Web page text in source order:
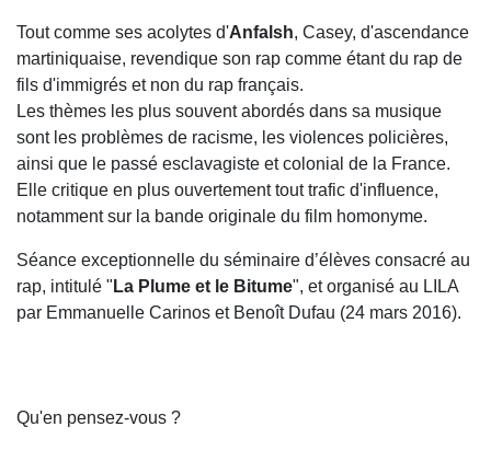
Tout comme ses acolytes d'Anfalsh, Casey, d'ascendance
martiniquaise, revendique son rap comme étant du rap de
fils d'immigrés et non du rap français.
Les thèmes les plus souvent abordés dans sa musique
sont les problèmes de racisme, les violences policières,
ainsi que le passé esclavagiste et colonial de la France.
Elle critique en plus ouvertement tout trafic d'influence,
notamment sur la bande originale du film homonyme.
Séance exceptionnelle du séminaire d’élèves consacré au
rap, intitulé " La Plume et le Bitume", et organisé au LILA
par Emmanuelle Carinos et Benoît Dufau (24 mars 2016).
Qu'en pensez-vous ?